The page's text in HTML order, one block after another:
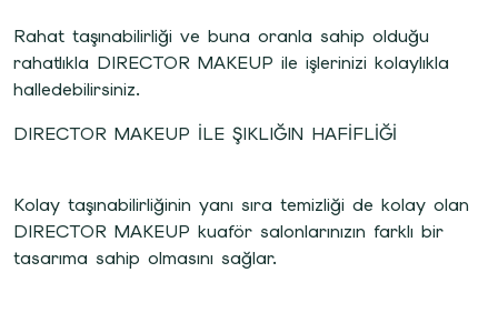
Rahat taşınabilirliği ve buna oranla sahip olduğu
rahatlıkla DIRECTOR MAKEUP ile işlerinizi kolaylıkla
halledebilirsiniz.
DIRECTOR MAKEUP İLE ŞIKLIĞIN HAFİFLİĞİ
Kolay taşınabilirliğinin yanı sıra temizliği de kolay olan
DIRECTOR MAKEUP kuaför salonlarınızın farklı bir
tasarıma sahip olmasını sağlar.